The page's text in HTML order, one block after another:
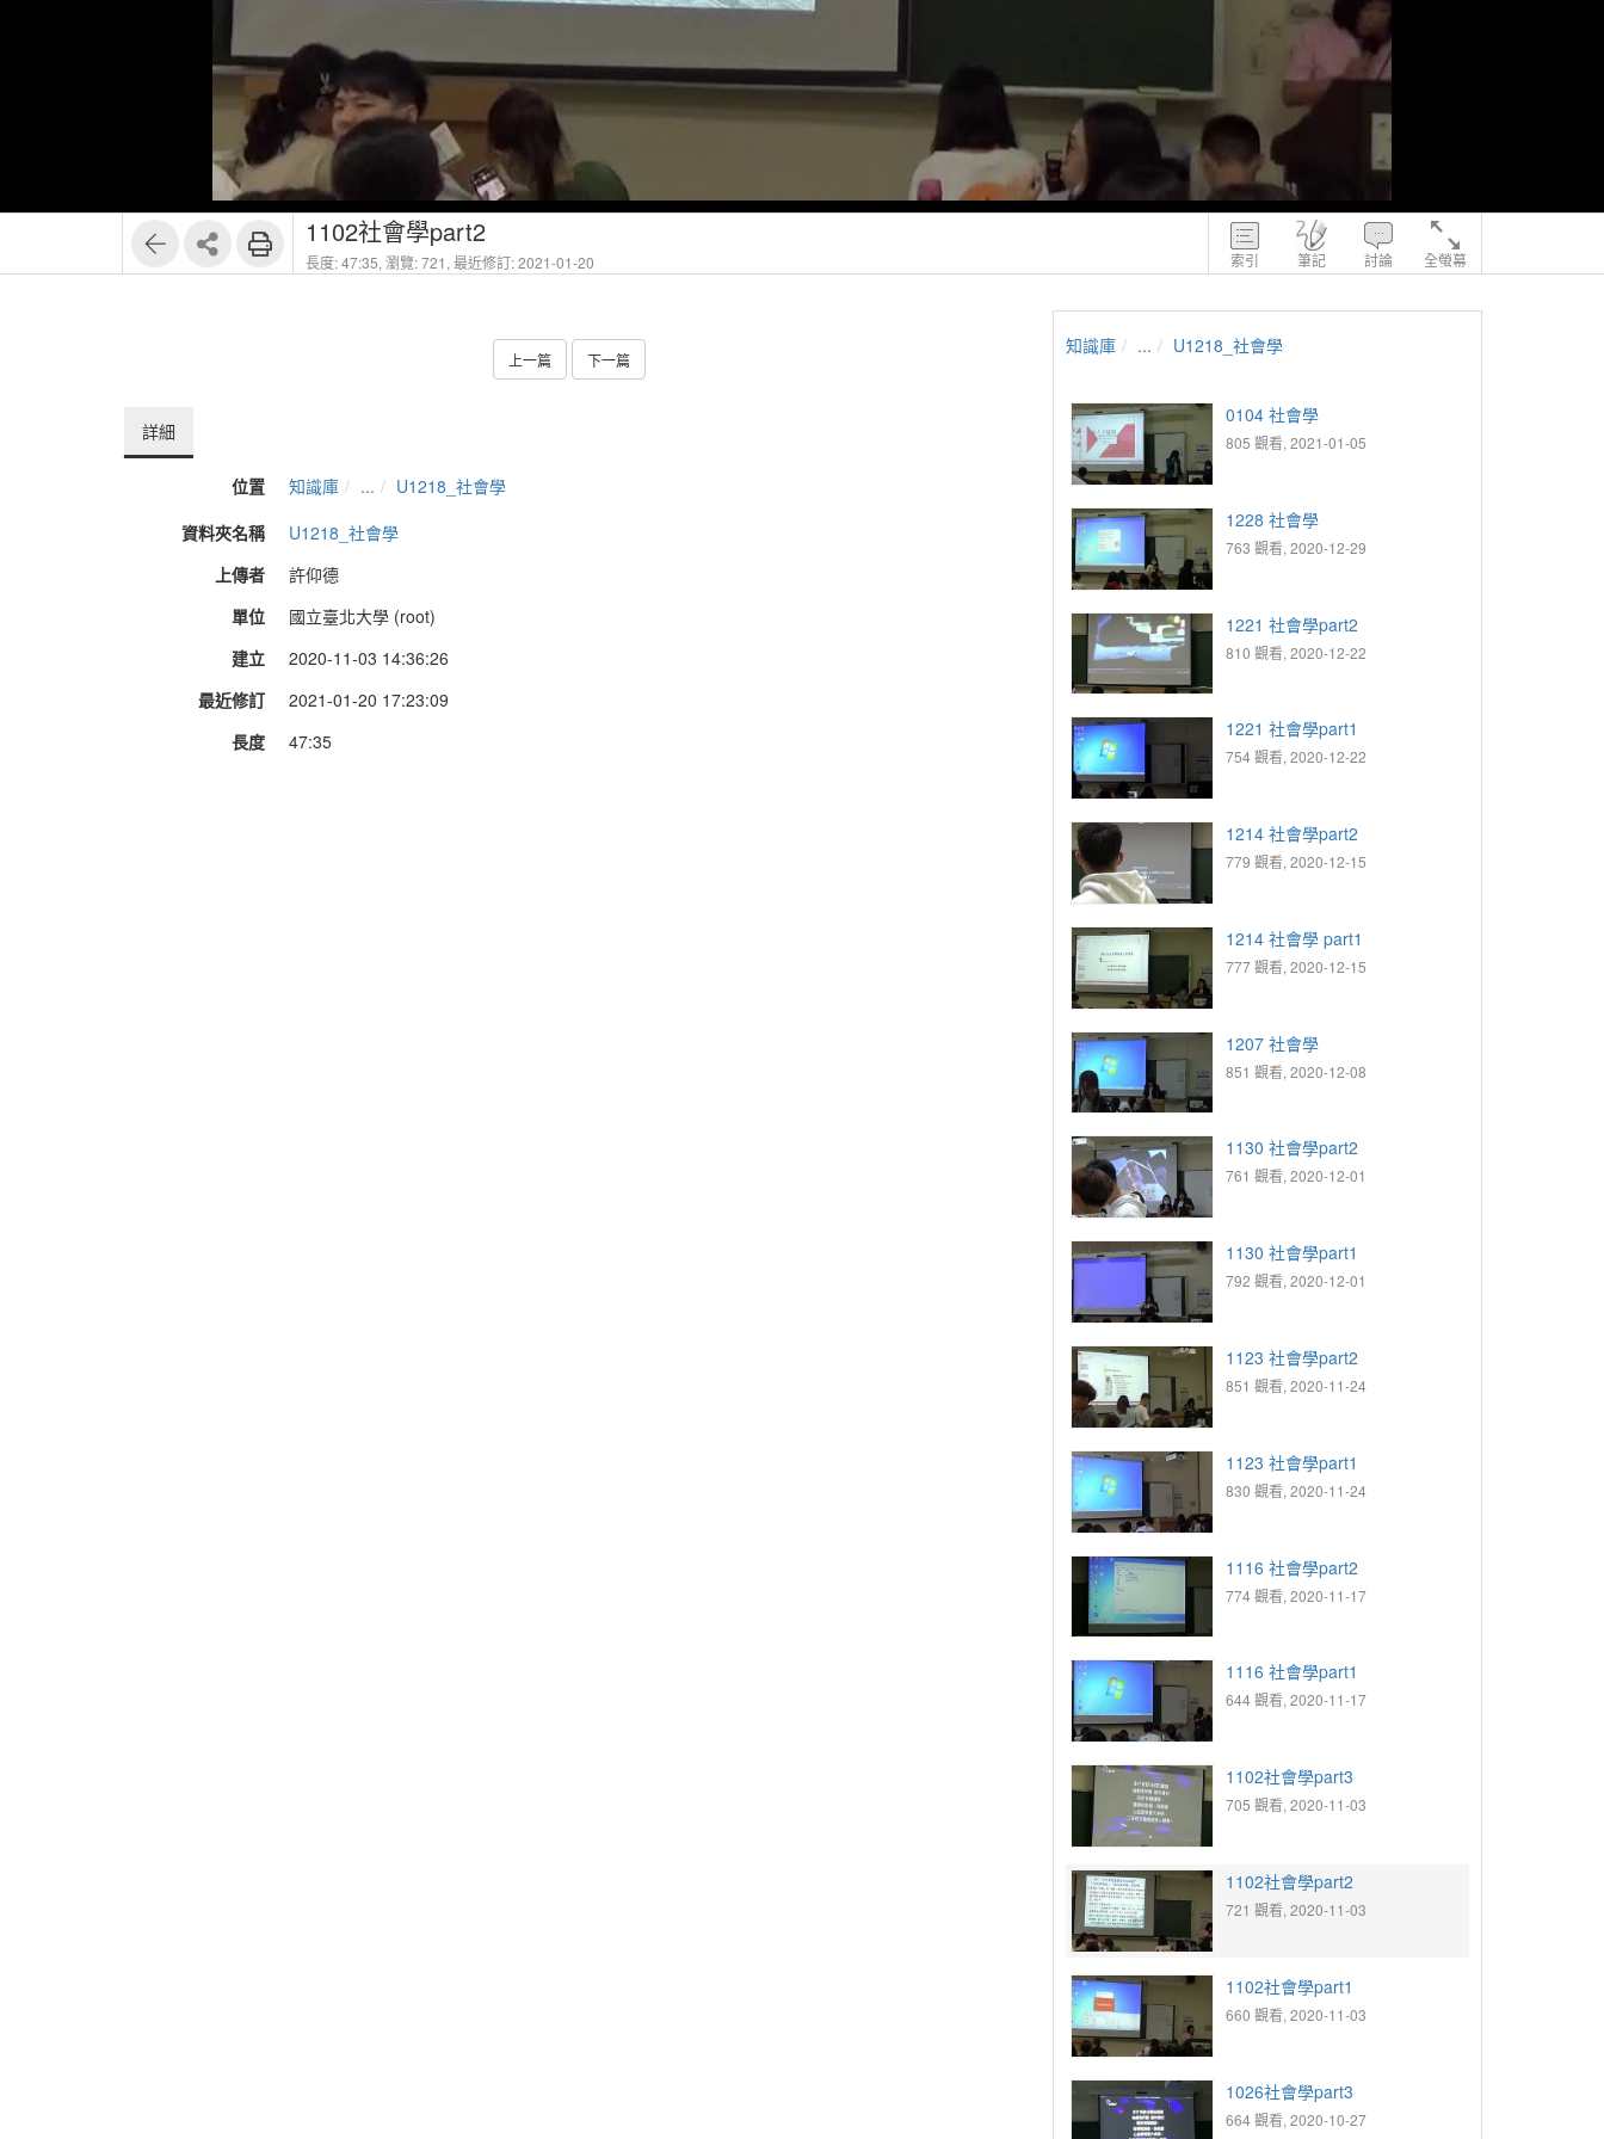
索引 筆記 討論 全螢幕
1102社會學part2
長度: 47:35, 瀏覽: 721, 最近修訂: 2021-01-20
上一篇 下一篇
詳細
位置 知識庫 ...
U1218_社會學
資料夾名稱
U1218_社會學
上傳者
許仰德
單位
國立臺北大學 (root)
建立
2020-11-03 14:36:26
最近修訂
2021-01-20 17:23:09
長度
47:35
知識庫 ... U1218_社會學
0104 社會學
805 觀看, 2021-01-05
1228 社會學
763 觀看, 2020-12-29
1221 社會學part2
810 觀看, 2020-12-22
1221 社會學part1
754 觀看, 2020-12-22
1214 社會學part2
779 觀看, 2020-12-15
1214 社會學 part1
777 觀看, 2020-12-15
1207 社會學
851 觀看, 2020-12-08
1130 社會學part2
761 觀看, 2020-12-01
1130 社會學part1
792 觀看, 2020-12-01
1123 社會學part2
851 觀看, 2020-11-24
1123 社會學part1
830 觀看, 2020-11-24
1116 社會學part2
774 觀看, 2020-11-17
1116 社會學part1
644 觀看, 2020-11-17
1102社會學part3
705 觀看, 2020-11-03
1102社會學part2
721 觀看, 2020-11-03
1102社會學part1
660 觀看, 2020-11-03
1026社會學part3
664 觀看, 2020-10-27